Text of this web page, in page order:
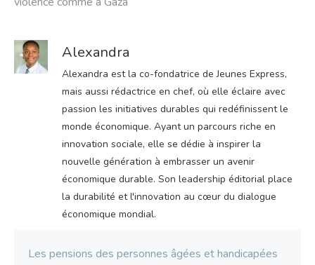
Alexandra
Alexandra est la co-fondatrice de Jeunes Express,
mais aussi rédactrice en chef, où elle éclaire avec
passion les initiatives durables qui redéfinissent le
monde économique. Ayant un parcours riche en
innovation sociale, elle se dédie à inspirer la
nouvelle génération à embrasser un avenir
économique durable. Son leadership éditorial place
la durabilité et l'innovation au cœur du dialogue
économique mondial.
Les pensions des personnes âgées et handicapées